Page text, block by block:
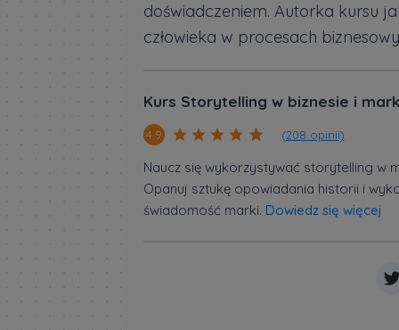
doświadczeniem. Autorka kursu
człowieka w procesach
Kurs Storytelling w biznesie i
4.9 (208 opinii)
Naucz się wykorzystywać storytelling w
Opanuj sztukę opowiadania historii i
świadomość marki. Dowiedz się więcej